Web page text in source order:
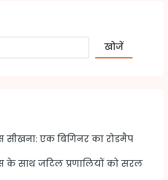
खोजें
सीखना: एक बिगिनर का रोडमैप
के साथ जटिल प्रणालियों को सरल